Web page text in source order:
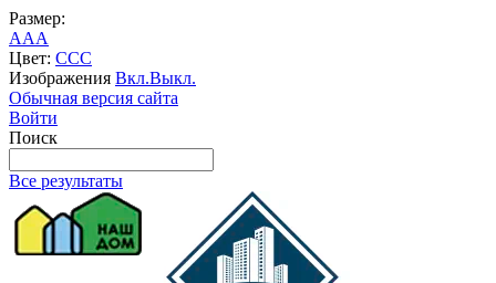
Размер:
AAA
Цвет: CCC
Изображения Вкл.Выкл.
Обычная версия сайта
Войти
Поиск
Все результаты